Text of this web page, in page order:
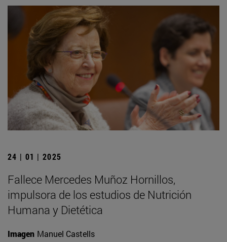
24 | 01 | 2025
Fallece Mercedes Muñoz Hornillos,
impulsora de los estudios de Nutrición
Humana y Dietética
Imagen Manuel Castells